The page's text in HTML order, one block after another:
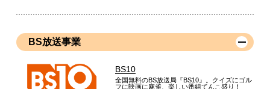
BS放送事業
BS10
全国無料のBS放送局『BS10』。クイズにゴル
フに映画に麻雀、楽しい番組てんこ盛り！